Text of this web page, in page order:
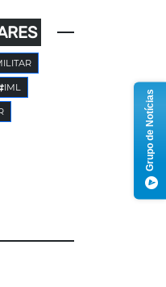
IML
Grupo de Notícias